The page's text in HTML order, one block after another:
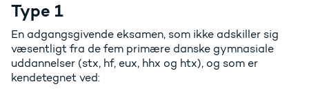
Type 1
En adgangsgivende eksamen, som ikke adskiller sig
væsentligt fra de fem primære danske gymnasiale
uddannelser (stx, hf, eux, hhx og htx), og som er
kendetegnet ved: